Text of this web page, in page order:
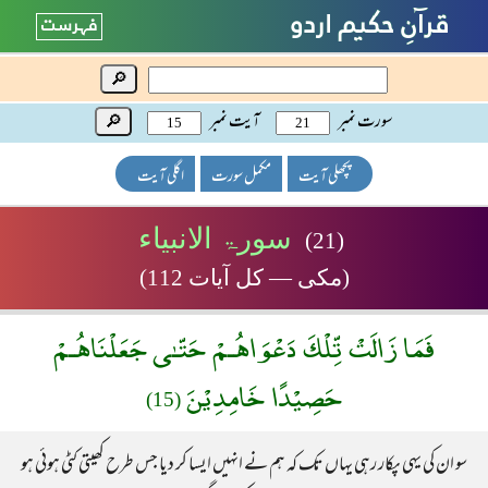
🔎
سورت نمبر آیت نمبر 🔎
پچھلی آیت مکمل سورت اگلی آیت
(21) سورۃ الانبیاء
(مکی — کل آیات 112)
فَمَا زَالَتْ تِّلْكَ دَعْوَاهُـمْ حَتّـٰى جَعَلْنَاهُـمْ
حَصِيْدًا خَامِدِيْنَ(15)
سو ان کی یہی پکار رہی یہاں تک کہ ہم نے انہیں ایسا کر دیا جس طرح کھیتی کٹی ہوئی ہو